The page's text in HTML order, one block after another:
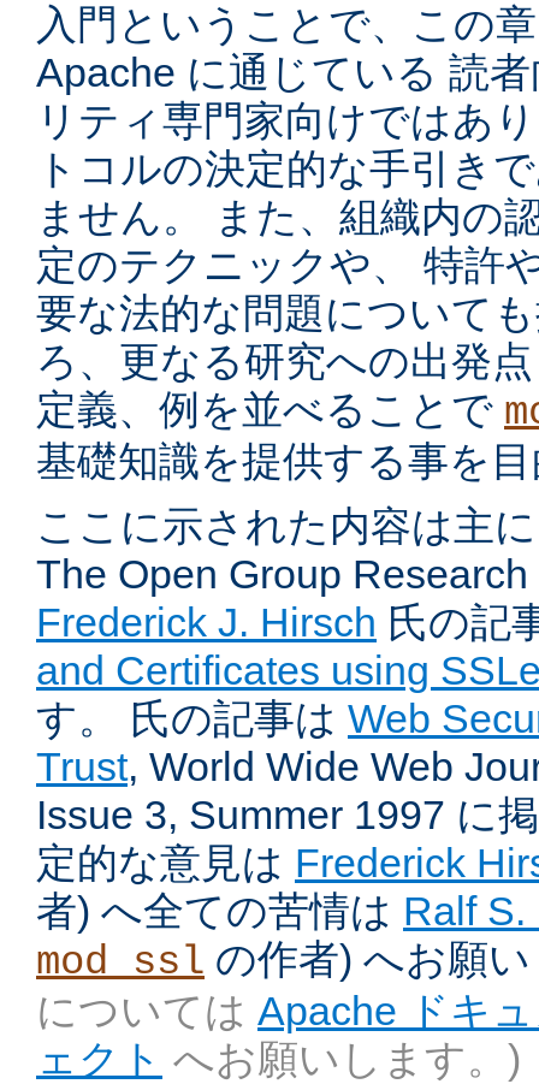
入門ということで、この
Apache に通じている 読
リティ専門家向けではあ
トコルの決定的な手引き
ません。 また、組織内の
定のテクニックや、 特許
要な法的な問題について
ろ、更なる研究への出発
定義、例を並べることで
基礎知識を提供する事を
ここに示された内容は主
The Open Group
Frederick J. Hirsch 氏の記
and Certificates using
す。 氏の記事は Web
Trust, World Wide Web
Issue 3, Summer 1997 に
定的な意見は Frederick
者) へ全ての苦情は Ralf
mod_ssl の作者) へお願
については Apache ドキ
ェクト へお願いします。)